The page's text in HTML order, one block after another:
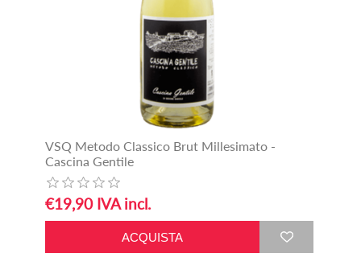
VSQ Metodo Classico Brut Millesimato -
Cascina Gentile
€19,90 IVA incl.